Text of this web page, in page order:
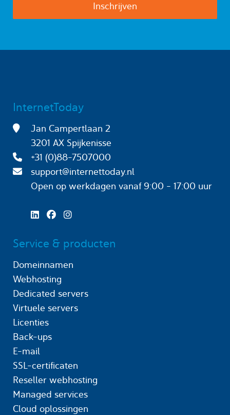
InternetToday
Jan Campertlaan 2
3201 AX Spijkenisse
+31 (0)88-7507000
support@internettoday.nl
Open op werkdagen
vanaf 9:00 - 17:00 uur
Service & producten
Domeinnamen
Webhosting
Dedicated servers
Virtuele servers
Licenties
Back-ups
E-mail
SSL-certificaten
Reseller webhosting
Managed services
Cloud oplossingen